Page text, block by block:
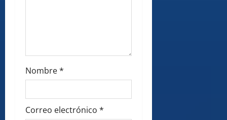
Nombre*
Correo electrónico *